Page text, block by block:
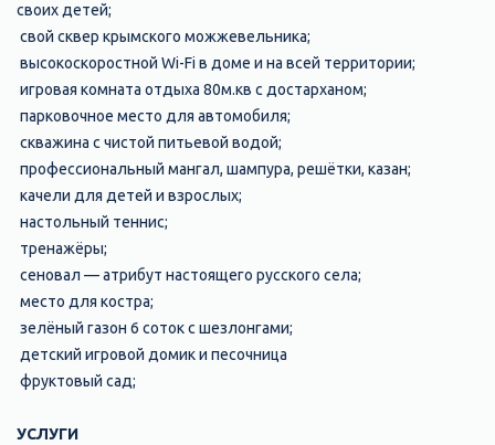
своих детей;
свой сквер крымского можжевельника;
высокоскоростной Wi-Fi в доме и на всей территории;
игровая комната отдыха 80м.кв с достарханом;
парковочное место для автомобиля;
скважина с чистой питьевой водой;
профессиональный мангал, шампура, решётки, казан;
качели для детей и взрослых;
настольный теннис;
тренажёры;
сеновал — атрибут настоящего русского села;
место для костра;
зелёный газон 6 соток с шезлонгами;
детский игровой домик и песочница
фруктовый сад;
УСЛУГИ